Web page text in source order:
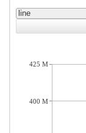
line
425 M
400 M